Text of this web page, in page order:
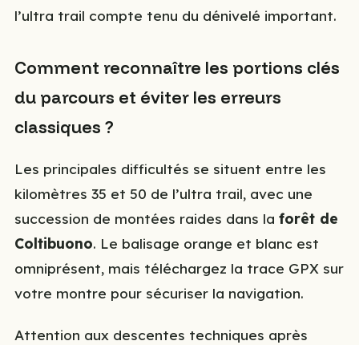
l’ultra trail compte tenu du dénivelé important.
Comment reconnaître les portions clés
du parcours et éviter les erreurs
classiques ?
Les principales difficultés se situent entre les
kilomètres 35 et 50 de l’ultra trail, avec une
succession de montées raides dans la forêt de
Coltibuono. Le balisage orange et blanc est
omniprésent, mais téléchargez la trace GPX sur
votre montre pour sécuriser la navigation.
Attention aux descentes techniques après